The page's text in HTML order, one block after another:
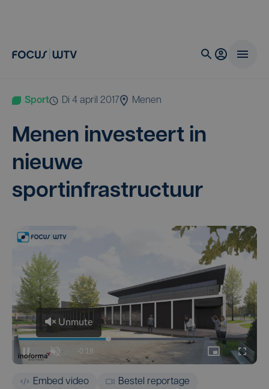
Sport di 4 april 2017 Menen
Menen inves­teert in
nieu­we
sportinfrastructuur
Embed video Bestel reportage